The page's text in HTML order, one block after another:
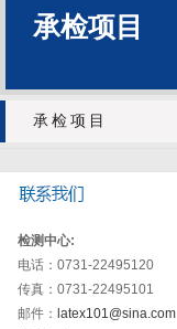
承检项目
承检项目
检测中心:
电话：0731-22495120
传真：0731-22495101
邮件： latex101@sina.com